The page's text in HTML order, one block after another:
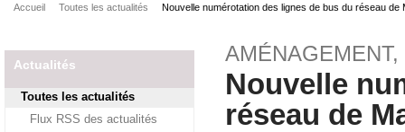
Accueil Toutes les actualités Nouvelle numérotation des lignes de bus du réseau de
Actualités
Toutes les actualités
Flux RSS des actualités
Nouvelle
réseau de